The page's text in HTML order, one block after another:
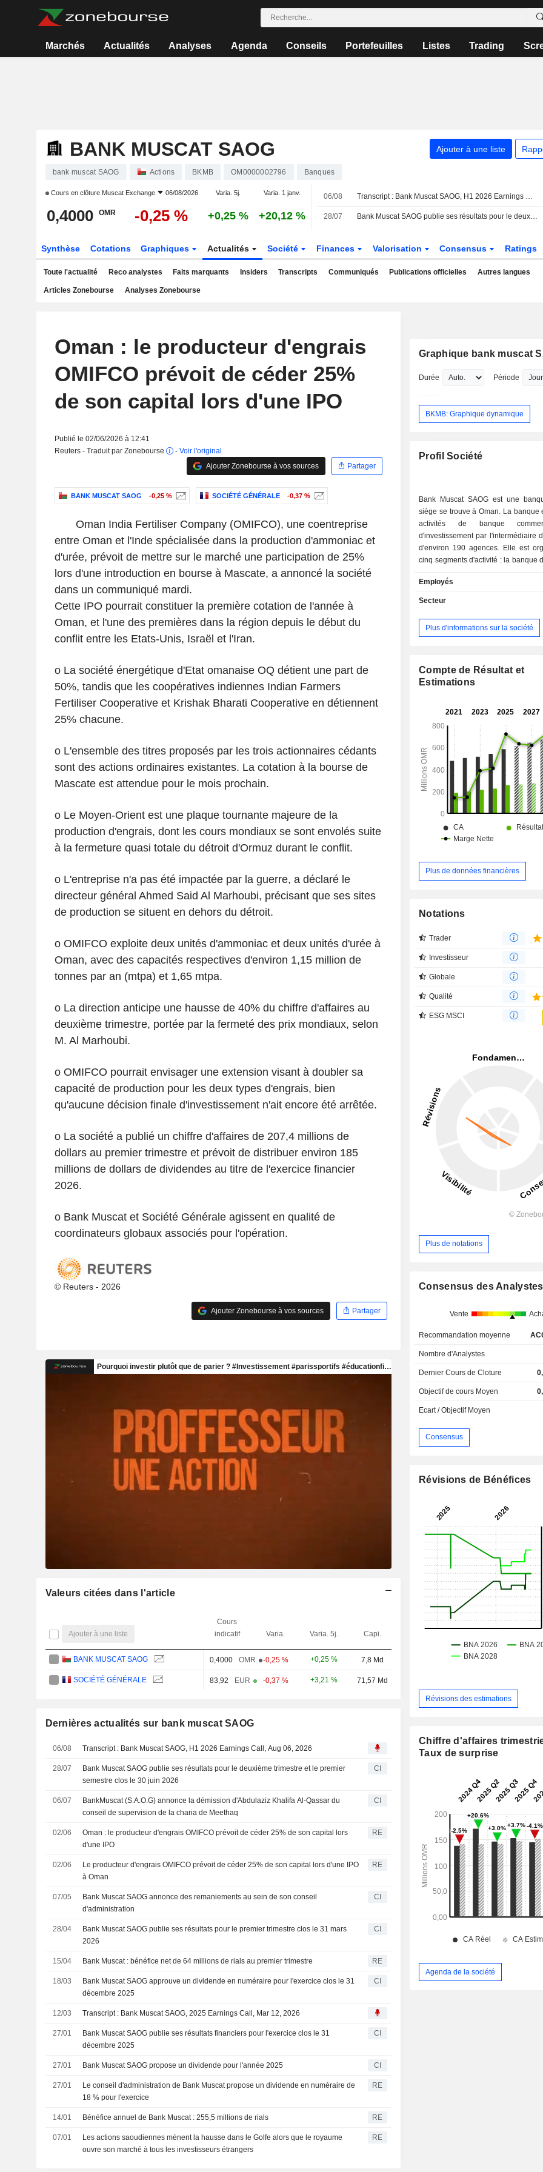
Marchés Actualités Analyses Agenda Conseils Portefeuilles Listes Trading
BANK MUSCAT SAOG Ajouter à une liste
bank muscat SAOG Actions BKMB OM0000002796 Banques
Cours en clôture Muscat Exchange 06/08/2026 Varia. 5j. Varia. 1 janv.
0,4000 OMR -0,25 % +0,25 % +20,12 %
06/08 Transcript : Bank Muscat SAOG, H1 2026 Earnings Call, Aug 06, 2026
28/07 Bank Muscat SAOG publie ses résultats pour le deuxième trimestre et le premier semestre clos le 30 juin 2026
Synthèse Cotations Graphiques Actualités Société Finances Valorisation Consensus Ratings
Toute l'actualité Reco analystes Faits marquants Insiders Transcripts Communiqués Publications officielles Autres langues
Articles Zonebourse Analyses Zonebourse
Oman : le producteur d'engrais
OMIFCO prévoit de céder 25%
de son capital lors d'une IPO
Publié le 02/06/2026 à 12:41
Reuters - Traduit par Zonebourse
- Voir l'original
Ajouter Zonebourse à vos sources
Partager
BANK MUSCAT SAOG -0,25 % SOCIÉTÉ GÉNÉRALE -0,37 %
Oman India Fertiliser Company (OMIFCO), une coentreprise
entre Oman et l'Inde spécialisée dans la production d'ammoniac et
d'urée, prévoit de mettre sur le marché une participation de 25%
lors d'une introduction en bourse à Mascate, a annoncé la société
dans un communiqué mardi.
Cette IPO pourrait constituer la première cotation de l'année à
Oman, et l'une des premières dans la région depuis le début du
conflit entre les Etats-Unis, Israël et l'Iran.
o La société énergétique d'Etat omanaise OQ détient une part de
50%, tandis que les coopératives indiennes Indian Farmers
Fertiliser Cooperative et Krishak Bharati Cooperative en détiennent
25% chacune.
o L'ensemble des titres proposés par les trois actionnaires cédants
sont des actions ordinaires existantes. La cotation à la bourse de
Mascate est attendue pour le mois prochain.
o Le Moyen-Orient est une plaque tournante majeure de la
production d'engrais, dont les cours mondiaux se sont envolés suite
à la fermeture quasi totale du détroit d'Ormuz durant le conflit.
o L'entreprise n'a pas été impactée par la guerre, a déclaré le
directeur général Ahmed Said Al Marhoubi, précisant que ses sites
de production se situent en dehors du détroit.
o OMIFCO exploite deux unités d'ammoniac et deux unités d'urée à
Oman, avec des capacités respectives d'environ 1,15 million de
tonnes par an (mtpa) et 1,65 mtpa.
o La direction anticipe une hausse de 40% du chiffre d'affaires au
deuxième trimestre, portée par la fermeté des prix mondiaux, selon
M. Al Marhoubi.
o OMIFCO pourrait envisager une extension visant à doubler sa
capacité de production pour les deux types d'engrais, bien
qu'aucune décision finale d'investissement n'ait encore été arrêtée.
o La société a publié un chiffre d'affaires de 207,4 millions de
dollars au premier trimestre et prévoit de distribuer environ 185
millions de dollars de dividendes au titre de l'exercice financier
2026.
o Bank Muscat et Société Générale agissent en qualité de
coordinateurs globaux associés pour l'opération.
© Reuters - 2026
Ajouter Zonebourse à vos sources Partager
Valeurs citées dans l'article
Ajouter à une liste
Cours
indicatif
Varia. Varia. 5j. Capi.
BANK MUSCAT SAOG 0,4000 OMR -0,25 % +0,25 % 7,8 Md
SOCIÉTÉ GÉNÉRALE 83,92 EUR -0,37 % +3,21 % 71,57 Md
Dernières actualités sur bank muscat SAOG
06/08 Transcript : Bank Muscat SAOG, H1 2026 Earnings Call, Aug 06, 2026
28/07
Bank Muscat SAOG publie ses résultats pour le deuxième trimestre et le premier
semestre clos le 30 juin 2026
CI
06/07
BankMuscat (S.A.O.G) annonce la démission d'Abdulaziz Khalifa Al-Qassar du
conseil de supervision de la charia de Meethaq
CI
02/06
Oman : le producteur d'engrais OMIFCO prévoit de céder 25% de son capital lors
d'une IPO
RE
02/06
Le producteur d'engrais OMIFCO prévoit de céder 25% de son capital lors d'une IPO
à Oman
RE
07/05
Bank Muscat SAOG annonce des remaniements au sein de son conseil
d'administration
CI
28/04
Bank Muscat SAOG publie ses résultats pour le premier trimestre clos le 31 mars
2026
CI
15/04 Bank Muscat : bénéfice net de 64 millions de rials au premier trimestre RE
18/03
Bank Muscat SAOG approuve un dividende en numéraire pour l'exercice clos le 31
décembre 2025
CI
12/03 Transcript : Bank Muscat SAOG, 2025 Earnings Call, Mar 12, 2026
27/01
Bank Muscat SAOG publie ses résultats financiers pour l'exercice clos le 31
décembre 2025
CI
27/01 Bank Muscat SAOG propose un dividende pour l'année 2025 CI
27/01
Le conseil d'administration de Bank Muscat propose un dividende en numéraire de
18 % pour l'exercice
RE
14/01 Bénéfice annuel de Bank Muscat : 255,5 millions de rials RE
07/01
Les actions saoudiennes mènent la hausse dans le Golfe alors que le royaume
ouvre son marché à tous les investisseurs étrangers
RE
Graphique bank muscat
Durée Période
BKMB: Graphique dynamique
Profil Société
Bank Muscat SAOG est une
siège se trouve à Oman. La banque
activités de banque
d'investissement par l'intermédiaire
d'environ 190 agences. Elle est
cinq segments d'activité : la banque
clients professionnels, notamment
collecte de dépôts, le financement du
services bancaires transactionnels,
de trésorerie et d'autres services
des comptes de dépôt (y compris
d'épargne), des opérations de
des services de trésorerie, des
aux institutions financières,
d'investissement, des services de
services de gestion d'actifs ;
internationale comprend les
succursales à l'étranger, des
représentation et des
d'Oman ; et La banque islamique
activités bancaires de la fenêtre
banque, Meethaq. La banque
Employés
Secteur
Plus d'informations sur la société
Compte de Résultat et
Estimations
Plus de données financières
Notations
Trader
Investisseur
Globale
Qualité
ESG MSCI
Plus de notations
Consensus des Analystes
Vente
Recommandation moyenne
Nombre d'Analystes
Dernier Cours de Cloture
Objectif de cours Moyen
Ecart / Objectif Moyen
Consensus
Révisions de Bénéfices
Révisions des estimations
Chiffre d'affaires
Taux de surprise
Agenda de la société